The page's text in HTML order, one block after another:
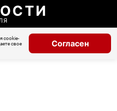
cookie-
свое
Согласен